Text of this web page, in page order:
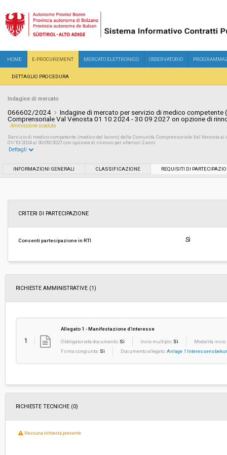
HOME E-PROCUREMENT MERCATO ELETTRONICO OSSERVATORIO
DETTAGLIO PROCEDURA
Indagine di mercato
066602/2024
Indagine di mercato per servizio di medico competente
Comprensoriale Val Venosta 01 10 2024 - 30 09 2027 on opzione di
Ammissione scaduta
Servizio di medico competente (medico del lavoro) della Comunità Comprensoriale Val Venosta ai
01/10/2024 al 30/09/2027 con opzione di rinnovo per ulteriori 2 anni
Svolgimento:
Importo a base di gara soggetto a
Dettagli
INFORMAZIONI GENERALI CLASSIFICAZIONE REQUISITI DI
CRITERI DI PARTECIPAZIONE
Consenti partecipazione in RTI Sì
RICHIESTE AMMINISTRATIVE (1)
1
Allegato 1 - Manifestazione d'interesse
Obbligatorietà documento: Sì Invio multiplo: Sì
Modalità invio
Firma congiunta: Sì Documento allegato:Anlage 1
RICHIESTE TECNICHE (0)
Nessuna richiesta presente